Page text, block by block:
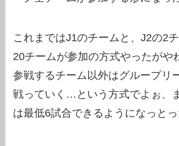
これまではJ1のチームと、J2の2
20チームが参加の方式やったがや
参戦するチーム以外はグループリ
戦っていく…という方式でよぉ、
は最低6試合できるようになっとっ